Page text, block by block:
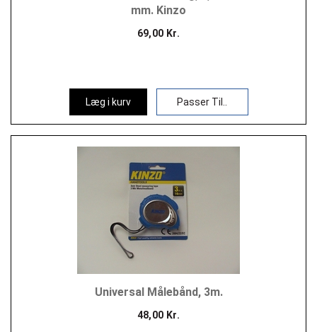
mm. Kinzo
69,00 Kr.
Læg i kurv Passer Til..
Universal Målebånd, 3m.
48,00 Kr.